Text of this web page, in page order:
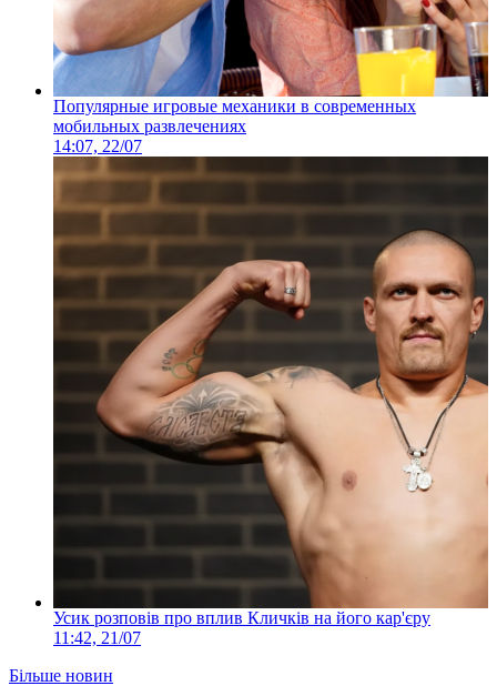
Популярные игровые механики в современных
мобильных развлечениях
14:07, 22/07
Усик розповів про вплив Кличків на його кар'єру
11:42, 21/07
Більше новин